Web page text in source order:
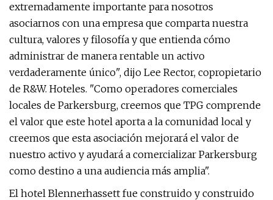
extremadamente importante para nosotros
asociarnos con una empresa que comparta nuestra
cultura, valores y filosofía y que entienda cómo
administrar de manera rentable un activo
verdaderamente único", dijo Lee Rector, copropietario
de R&W. Hoteles. "Como operadores comerciales
locales de Parkersburg, creemos que TPG comprende
el valor que este hotel aporta a la comunidad local y
creemos que esta asociación mejorará el valor de
nuestro activo y ayudará a comercializar Parkersburg
como destino a una audiencia más amplia".
El hotel Blennerhassett fue construido y construido